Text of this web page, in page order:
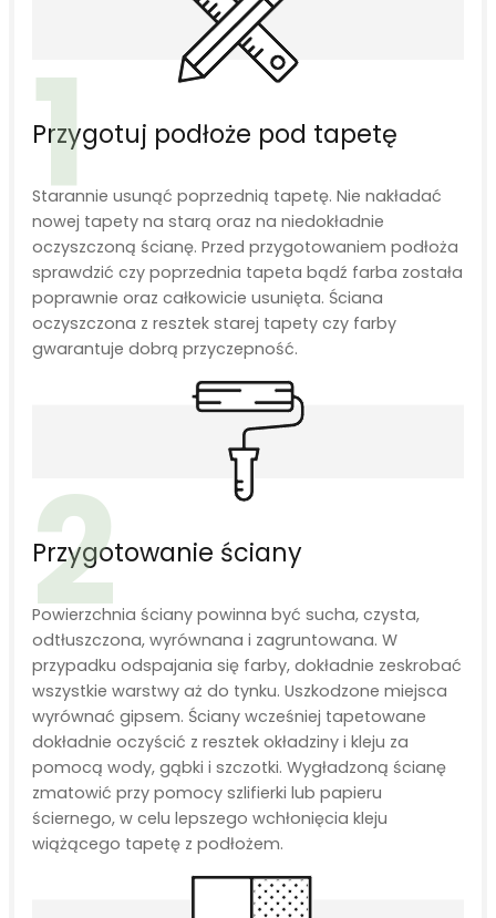
1
Przygotuj podłoże pod tapetę
Starannie usunąć poprzednią tapetę. Nie nakładać
nowej tapety na starą oraz na niedokładnie
oczyszczoną ścianę. Przed przygotowaniem podłoża
sprawdzić czy poprzednia tapeta bądź farba została
poprawnie oraz całkowicie usunięta. Ściana
oczyszczona z resztek starej tapety czy farby
gwarantuje dobrą przyczepność.
2
Przygotowanie ściany
Powierzchnia ściany powinna być sucha, czysta,
odtłuszczona, wyrównana i zagruntowana. W
przypadku odspajania się farby, dokładnie zeskrobać
wszystkie warstwy aż do tynku. Uszkodzone miejsca
wyrównać gipsem. Ściany wcześniej tapetowane
dokładnie oczyścić z resztek okładziny i kleju za
pomocą wody, gąbki i szczotki. Wygładzoną ścianę
zmatowić przy pomocy szlifierki lub papieru
ściernego, w celu lepszego wchłonięcia kleju
wiążącego tapetę z podłożem.